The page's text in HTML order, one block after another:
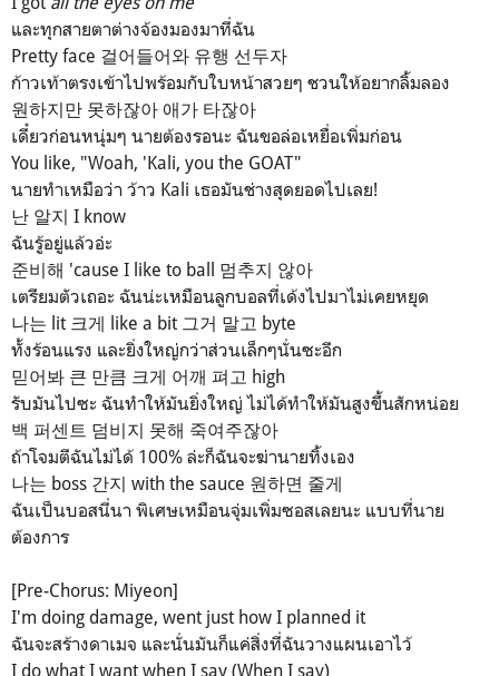
และทุกสายตาต่างจ้องมองมาที่ฉัน
Pretty face 걸어들어와 유행 선두자
ก้าวเท้าตรงเข้าไปพร้อมกับใบหน้าสวยๆ ชวนให้อยากลิ้มลอง
원하지만 못하잖아 애가 타잖아
เดี๋ยวก่อนหนุ่มๆ นายต้องรอนะ ฉันขอล่อเหยื่อเพิ่มก่อน
You like, "Woah, 'Kali, you the GOAT"
นายทำเหมือว่า ว้าว Kali เธอมันช่างสุดยอดไปเลย!
난 알지 I know
ฉันรู้อยู่แล้วอ่ะ
준비해 'cause I like to ball 멈추지 않아
เตรียมตัวเถอะ ฉันน่ะเหมือนลูกบอลที่เด้งไปมาไม่เคยหยุด
나는 lit 크게 like a bit 그거 말고 byte
ทั้งร้อนแรง และยิ่งใหญ่กว่าส่วนเล็กๆนั่นซะอีก
믿어봐 큰 만큼 크게 어깨 펴고 high
รับมันไปซะ ฉันทำให้มันยิ่งใหญ่ ไม่ได้ทำให้มันสูงขึ้นสักหน่อย
백 퍼센트 덤비지 못해 죽여주잖아
ถ้าโจมตีฉันไม่ได้ 100% ล่ะก็ฉันจะฆ่านายทิ้งเอง
나는 boss 간지 with the sauce 원하면 줄게
ฉันเป็นบอสนี่นา พิเศษเหมือนจุ่มเพิ่มซอสเลยนะ แบบที่นาย
ต้องการ
[Pre-Chorus: Miyeon]
I'm doing damage, went just how I planned it
ฉันจะสร้างดาเมจ และนั่นมันก็แค่สิ่งที่ฉันวางแผนเอาไว้
I do what I want when I say (When I say)